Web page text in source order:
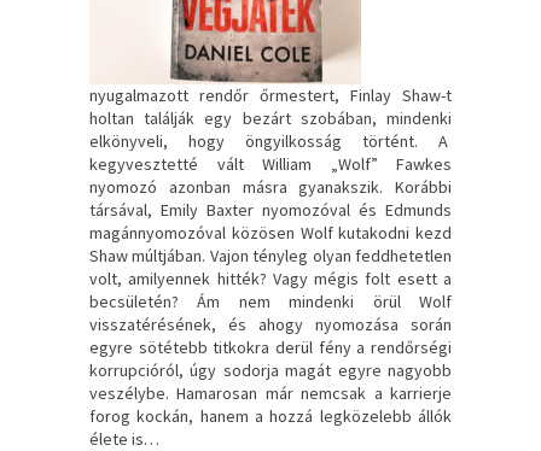
nyugalmazott rendőr őrmestert, Finlay Shaw-t
holtan találják egy bezárt szobában, mindenki
elkönyveli, hogy öngyilkosság történt. A
kegyvesztetté vált William „Wolf” Fawkes
nyomozó azonban másra gyanakszik. Korábbi
társával, Emily Baxter nyomozóval és Edmunds
magánnyomozóval közösen Wolf kutakodni kezd
Shaw múltjában. Vajon tényleg olyan feddhetetlen
volt, amilyennek hitték? Vagy mégis folt esett a
becsületén? Ám nem mindenki örül Wolf
visszatérésének, és ahogy nyomozása során
egyre sötétebb titkokra derül fény a rendőrségi
korrupcióról, úgy sodorja magát egyre nagyobb
veszélybe. Hamarosan már nemcsak a karrierje
forog kockán, hanem a hozzá legközelebb állók
élete is…